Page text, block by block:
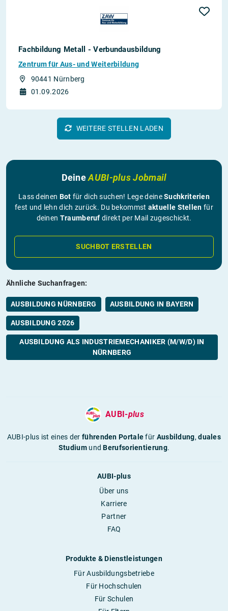
Fachbildung Metall - Verbundausbildung
Zentrum für Aus- und Weiterbildung
90441 Nürnberg
01.09.2026
WEITERE STELLEN LADEN
DeineAUBI-plus Jobmail
Lass deinen Bot für dich suchen! Lege deineSuchkriterien
fest und lehn dich zurück. Du bekommst aktuelle Stellen für
deinen Traumberuf direkt per Mail zugeschickt.
SUCHBOT ERSTELLEN
Ähnliche Suchanfragen:
AUSBILDUNG NÜRNBERG AUSBILDUNG IN BAYERN
AUSBILDUNG 2026
AUSBILDUNG ALS INDUSTRIEMECHANIKER (M/W/D) IN
NÜRNBERG
AUBI-plus
AUBI-plus ist eines derführenden Portalefür Ausbildung,duales
StudiumundBerufsorientierung.
AUBI-plus
Über uns
Karriere
Partner
FAQ
Produkte & Dienstleistungen
Für Ausbildungsbetriebe
Für Hochschulen
Für Schulen